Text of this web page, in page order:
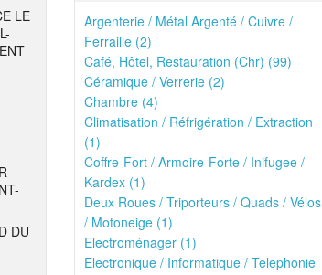
LE
DU
Argenterie / Métal Argenté / Cuivre /
Ferraille (2)
Café, Hôtel, Restauration (Chr) (99)
Céramique / Verrerie (2)
Chambre (4)
Climatisation / Réfrigération / Extraction
(1)
Coffre-Fort / Armoire-Forte / Inifugee /
Kardex (1)
Deux Roues / Triporteurs / Quads / Vélos
/ Motoneige (1)
Electroménager (1)
Electronique / Informatique / Telephonie